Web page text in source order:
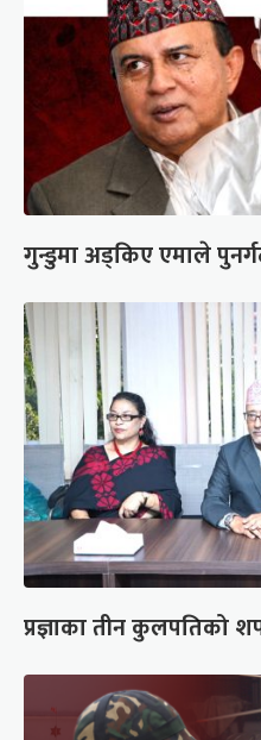
गुन्डुमा अड्किए एमाले
प्रज्ञाका तीन कुलपतिको